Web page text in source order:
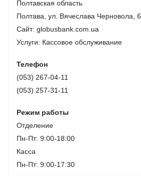
Полтавская область
Полтава, ул. Вячеслава Черновола, 6
Сайт: globusbank.com.ua
Услуги: Кассовое обслуживание
Телефон
(053) 267-04-11
(053) 257-31-11
Режим работы
Отделение
Пн-Пт: 9:00-18:00
Касса
Пн-Пт: 9:00-17:30